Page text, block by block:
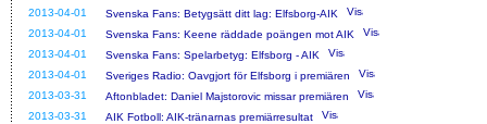
2013-04-01
Svenska Fans: Betygsätt ditt lag: Elfsborg-AIK
2013-04-01
Svenska Fans: Keene räddade poängen mot AIK
2013-04-01
Svenska Fans: Spelarbetyg: Elfsborg - AIK
2013-04-01
Sveriges Radio: Oavgjort för Elfsborg i premiären
2013-03-31
Aftonbladet: Daniel Majstorovic missar premiären
2013-03-31
AIK Fotboll: AIK-tränarnas premiärresultat